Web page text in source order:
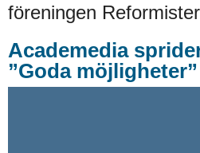
föreningen
Academedia
”Goda möjligheter”